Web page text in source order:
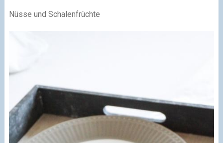
Nüsse und Schalenfrüchte